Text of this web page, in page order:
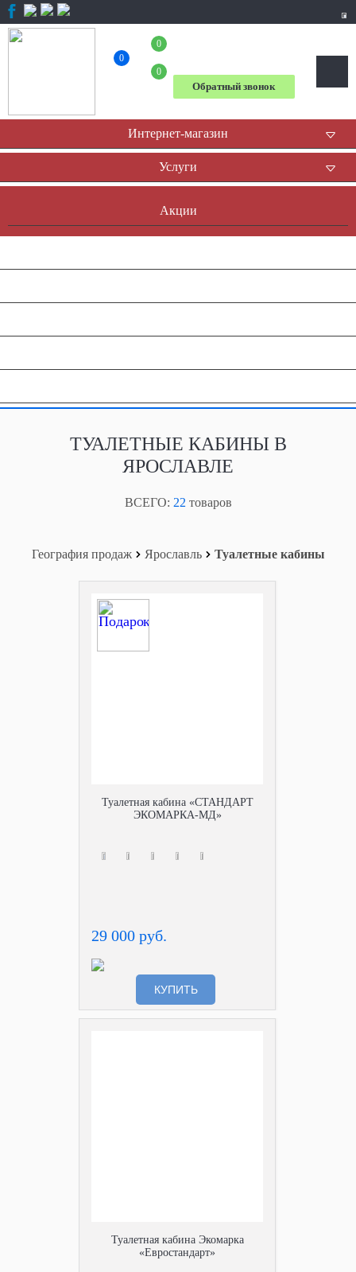
0
0
0
Обратный звонок
Интернет-магазин
Услуги
Акции
ТУАЛЕТНЫЕ КАБИНЫ В
ЯРОСЛАВЛЕ
ВСЕГО: 22 товаров
География продаж Ярославль Туалетные кабины
Туалетная кабина «СТАНДАРТ
ЭКОМАРКА-МД»
29 000 руб.
КУПИТЬ
Туалетная кабина Экомарка
«Евростандарт»